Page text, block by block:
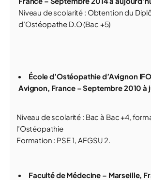
Niveau de scolarité : Obtention du
d’Ostéopathe D.O (Bac +5)
École d’Ostéopathie d’Avignon
Avignon, France – Septembre 2010 à
Niveau de scolarité : Bac à Bac +4,
l’Ostéopathie
Formation : PSE 1, AFGSU 2.
Faculté de Médecine – Marseille,